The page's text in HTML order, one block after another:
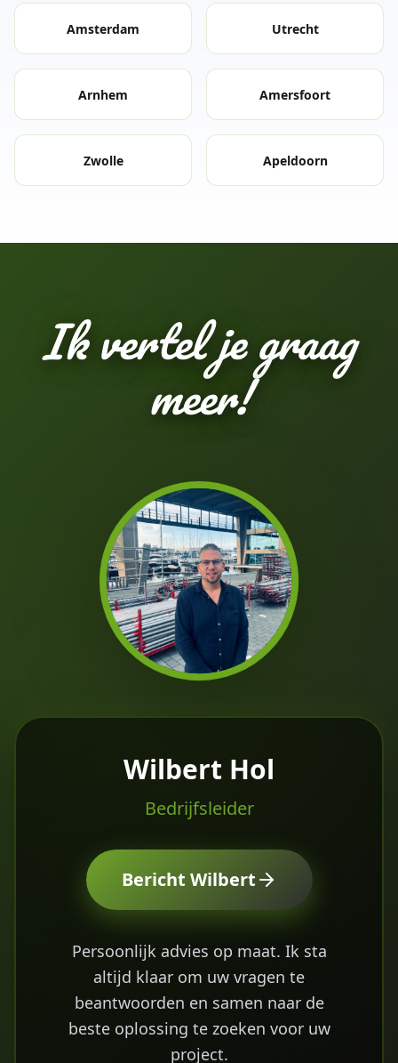
Amsterdam Utrecht
Arnhem Amersfoort
Zwolle Apeldoorn
Ik vertel je graag
meer!
Wilbert Hol
Bedrijfsleider
Bericht Wilbert
Persoonlijk advies op maat. Ik sta
altijd klaar om uw vragen te
beantwoorden en samen naar de
beste oplossing te zoeken voor uw
project.